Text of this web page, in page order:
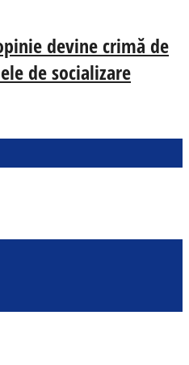
devine crimă de
de socializare